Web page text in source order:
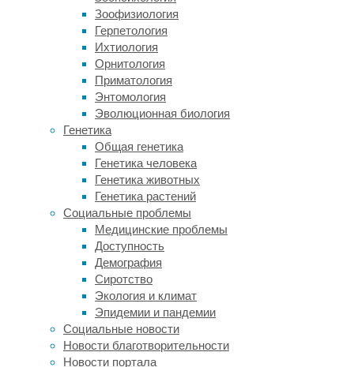
Зоофизиология
Герпетология
Ихтиология
Орнитология
Приматология
Энтомология
Эволюционная биология
Генетика
Общая генетика
Генетика человека
Генетика животных
Генетика растений
Социальные проблемы
Медицинские проблемы
Доступность
Демография
Сиротство
Экология и климат
Эпидемии и пандемии
Социальные новости
Новости благотворительности
Новости портала
препарат
успешно
применялся
лечения
людей.
свежих
образцов
показал,
обеспечивающий
антибиотикорезистентность
появился
заметной
части
бактерий.
Исследователи